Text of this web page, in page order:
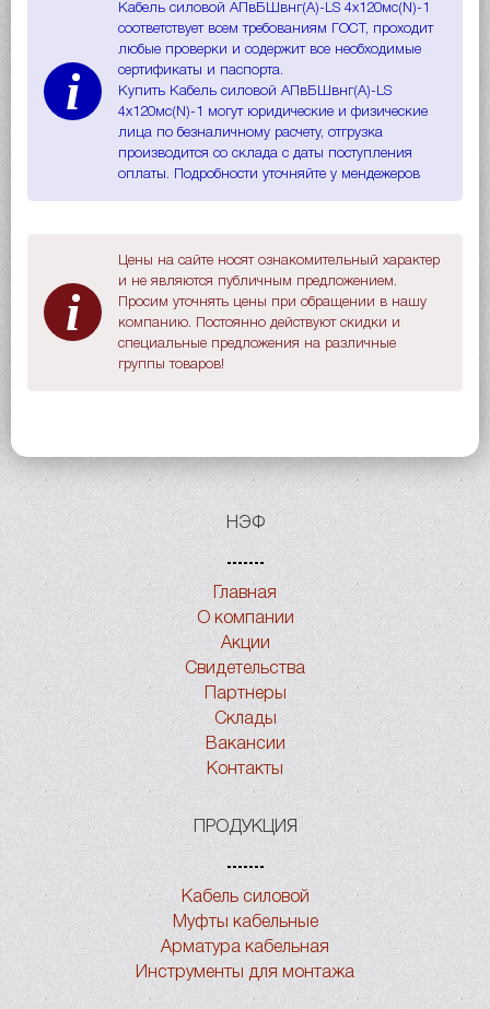
i
Кабель силовой АПвБШвнг(A)-LS 4х120мс(N)-1
соответствует всем требованиям ГОСТ, проходит
любые проверки и содержит все необходимые
сертификаты и паспорта.
Купить Кабель силовой АПвБШвнг(A)-LS
4х120мс(N)-1 могут юридические и физические
лица по безналичному расчету, отгрузка
производится со склада с даты поступления
оплаты. Подробности уточняйте у мендежеров
i
Цены на сайте носят ознакомительный характер
и не являются публичным предложением.
Просим уточнять цены при обращении в нашу
компанию. Постоянно действуют скидки и
специальные предложения на различные
группы товаров!
НЭФ
Главная
О компании
Акции
Свидетельства
Партнеры
Склады
Вакансии
Контакты
ПРОДУКЦИЯ
Кабель силовой
Муфты кабельные
Арматура кабельная
Инструменты для монтажа